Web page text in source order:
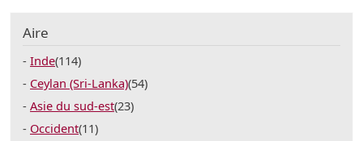
Aire
Inde(114)
Ceylan (Sri-Lanka)(54)
Asie du sud-est(23)
Occident(11)